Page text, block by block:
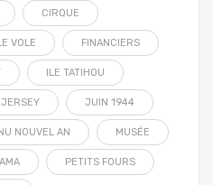
CIRQUE
VOLE FINANCIERS
ILE TATIHOU
JERSEY JUIN 1944
NOUVEL AN MUSÉE
PETITS FOURS